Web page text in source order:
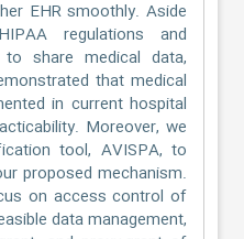
EHR smoothly. Aside
regulations and
to share medical data,
that medical
in current hospital
Moreover, we
tool, AVISPA, to
proposed mechanism.
on access control of
data management,